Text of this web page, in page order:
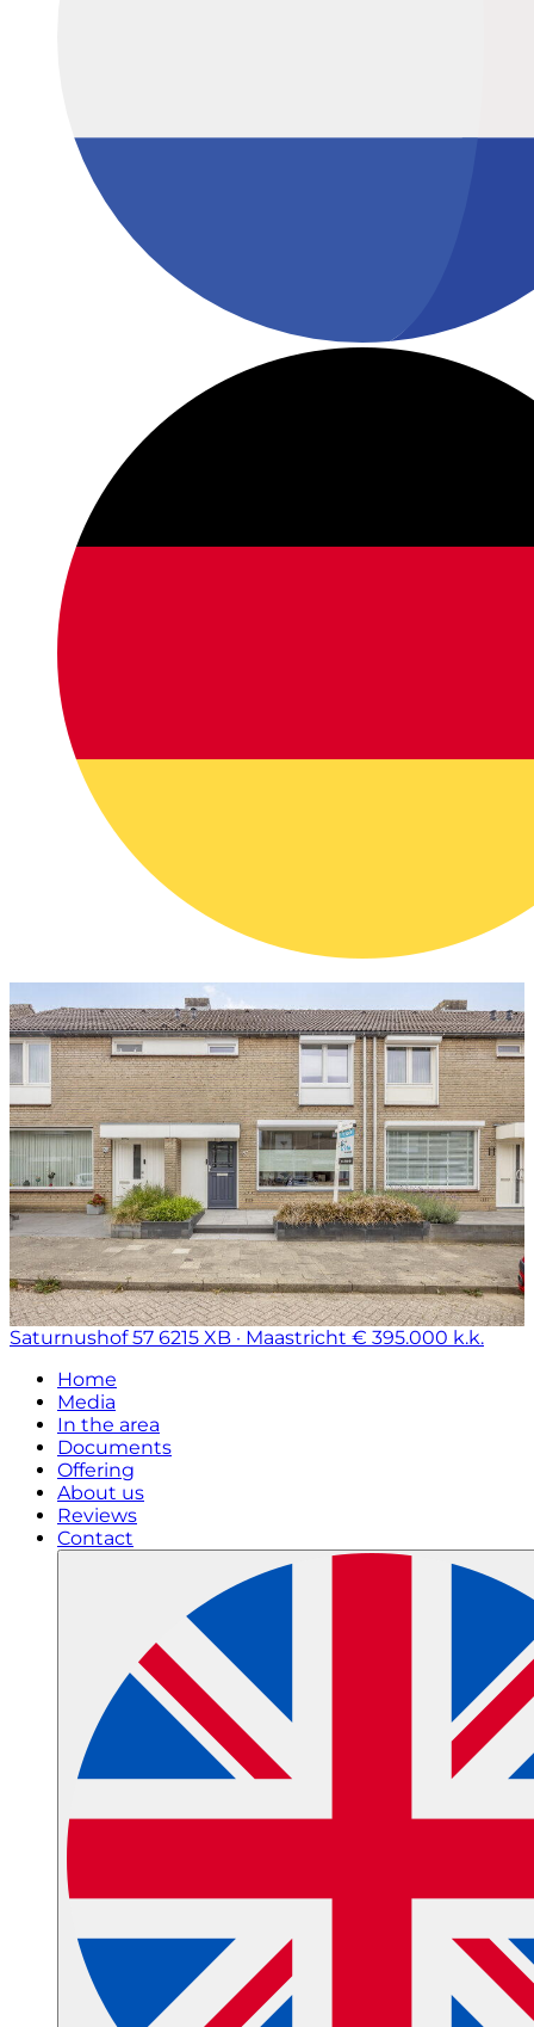
Saturnushof 57 6215 XB · Maastricht € 395.000 k.k.
Home
Media
In the area
Documents
Offering
About us
Reviews
Contact